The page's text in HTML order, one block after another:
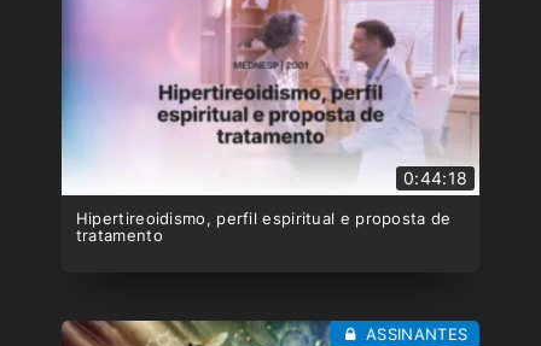
0:44:18
Hipertireoidismo, perfil espiritual e proposta de
tratamento
ASSINANTES